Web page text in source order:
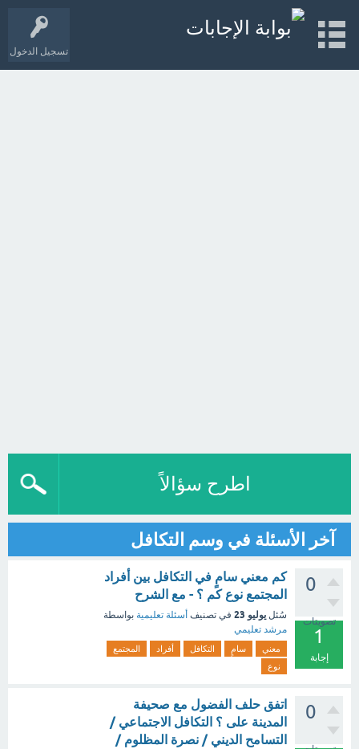
تسجيل الدخول
اطرح سؤالاً
آخر الأسئلة في وسم التكافل
0
تصويتات
1
إجابة
كم معني سامٍ في التكافل بين أفراد
المجتمع نوع كم ؟ - مع الشرح
سُئل يوليو 23 في تصنيف أسئلة تعليمية بواسطة
مرشد تعليمي
معني سامٍ التكافل أفراد
المجتمع
نوع
0
اتفق حلف الفضول مع صحيفة
المدينة على ؟ التكافل الاجتماعي /
التسامح الديني / نصرة المظلوم /